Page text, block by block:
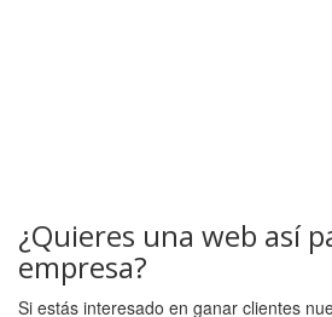
¿Quieres una web así
empresa?
Si estás interesado en ganar clientes